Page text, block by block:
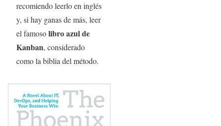
recomiendo leerlo en inglés
y, si hay ganas de más, leer
el famosolibro azul de
Kanban, considerado
como la biblia del método.